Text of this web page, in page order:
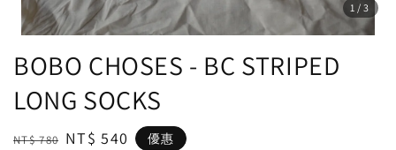
1 /3
BOBO CHOSES - BC STRIPED
LONG SOCKS
Regular
NT$ 780 Sale
NT$ 540 優惠